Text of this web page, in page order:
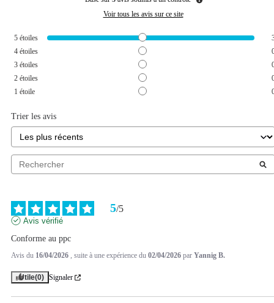
Voir tous les avis sur ce site
5 étoiles
4 étoiles
3 étoiles
2 étoiles
1 étoile
Trier les avis
5/5
Avis vérifié
Conforme au ppc
Avis du 16/04/2026 , suite à une expérience du 02/04/2026 par Yannig B.
Utile(0) Signaler